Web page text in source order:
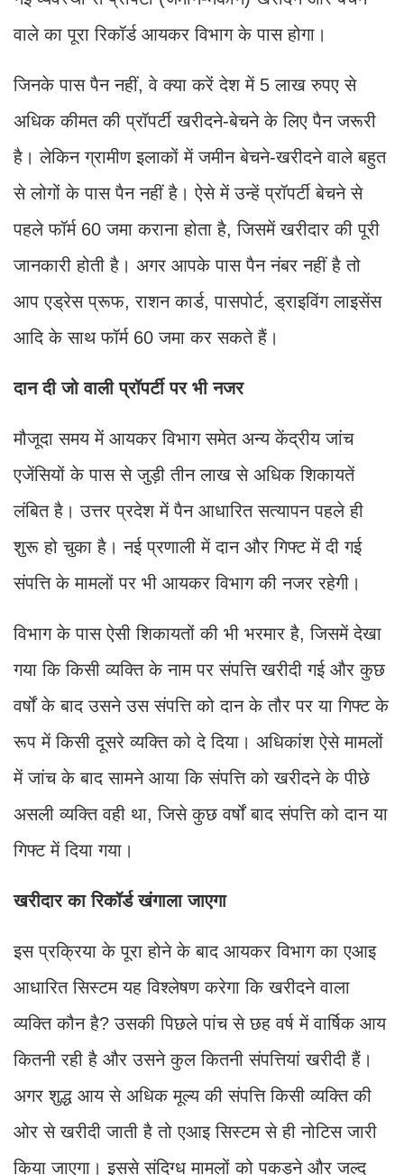
वाले का पूरा रिकॉर्ड आयकर विभाग के पास होगा।
जिनके पास पैन नहीं, वे क्या करें देश में 5 लाख रुपए से
अधिक कीमत की प्रॉपर्टी खरीदने-बेचने के लिए पैन जरूरी
है। लेकिन ग्रामीण इलाकों में जमीन बेचने-खरीदने वाले बहुत
से लोगों के पास पैन नहीं है। ऐसे में उन्हें प्रॉपर्टी बेचने से
पहले फॉर्म 60 जमा कराना होता है, जिसमें खरीदार की पूरी
जानकारी होती है। अगर आपके पास पैन नंबर नहीं है तो
आप एड्रेस प्रूफ, राशन कार्ड, पासपोर्ट, ड्राइविंग लाइसेंस
आदि के साथ फॉर्म 60 जमा कर सकते हैं।
दान दी जो वाली प्रॉपर्टी पर भी नजर
मौजूदा समय में आयकर विभाग समेत अन्य केंद्रीय जांच
एजेंसियों के पास से जुड़ी तीन लाख से अधिक शिकायतें
लंबित है। उत्तर प्रदेश में पैन आधारित सत्यापन पहले ही
शुरू हो चुका है। नई प्रणाली में दान और गिफ्ट में दी गई
संपत्ति के मामलों पर भी आयकर विभाग की नजर रहेगी।
विभाग के पास ऐसी शिकायतों की भी भरमार है, जिसमें देखा
गया कि किसी व्यक्ति के नाम पर संपत्ति खरीदी गई और कुछ
वर्षों के बाद उसने उस संपत्ति को दान के तौर पर या गिफ्ट के
रूप में किसी दूसरे व्यक्ति को दे दिया। अधिकांश ऐसे मामलों
में जांच के बाद सामने आया कि संपत्ति को खरीदने के पीछे
असली व्यक्ति वही था, जिसे कुछ वर्षों बाद संपत्ति को दान या
गिफ्ट में दिया गया।
खरीदार का रिकॉर्ड खंगाला जाएगा
इस प्रक्रिया के पूरा होने के बाद आयकर विभाग का एआइ
आधारित सिस्टम यह विश्लेषण करेगा कि खरीदने वाला
व्यक्ति कौन है? उसकी पिछले पांच से छह वर्ष में वार्षिक आय
कितनी रही है और उसने कुल कितनी संपत्तियां खरीदी हैं।
अगर शुद्ध आय से अधिक मूल्य की संपत्ति किसी व्यक्ति की
ओर से खरीदी जाती है तो एआइ सिस्टम से ही नोटिस जारी
किया जाएगा। इससे संदिग्ध मामलों को पकड़ने और जल्द